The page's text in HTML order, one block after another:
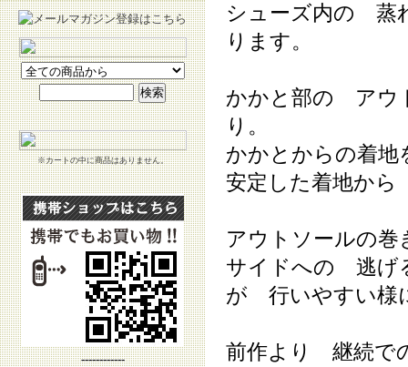
※カートの中に商品はありません。
------------
シューズ内の 蒸
ります。
かかと部の アウ
り。
かかとからの着
安定した着地か
アウトソールの
サイドへの 逃
が 行いやすい様
前作より 継続で